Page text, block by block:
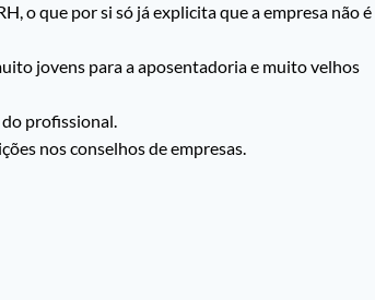
o que por si só já explicita que a empresa não é
jovens para a aposentadoria e muito velhos
do profissional.
nos conselhos de empresas.